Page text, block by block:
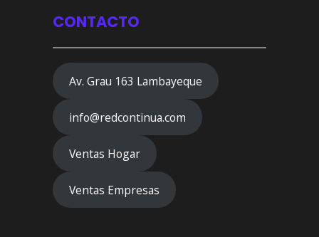
CONTACTO
Av. Grau 163 Lambayeque
info@redcontinua.com
Ventas Hogar
Ventas Empresas